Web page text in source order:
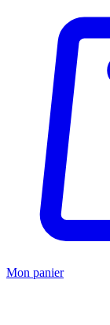
Mon panier